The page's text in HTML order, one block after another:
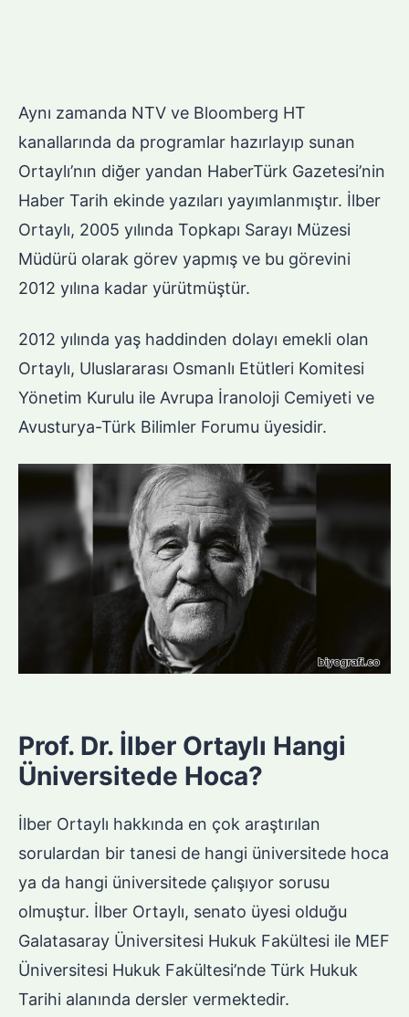
Aynı zamanda NTV ve Bloomberg HT
kanallarında da programlar hazırlayıp sunan
Ortaylı’nın diğer yandan HaberTürk Gazetesi’nin
Haber Tarih ekinde yazıları yayımlanmıştır. İlber
Ortaylı, 2005 yılında Topkapı Sarayı Müzesi
Müdürü olarak görev yapmış ve bu görevini
2012 yılına kadar yürütmüştür.
2012 yılında yaş haddinden dolayı emekli olan
Ortaylı, Uluslararası Osmanlı Etütleri Komitesi
Yönetim Kurulu ile Avrupa İranoloji Cemiyeti ve
Avusturya-Türk Bilimler Forumu üyesidir.
Prof. Dr. İlber Ortaylı Hangi
Üniversitede Hoca?
İlber Ortaylı hakkında en çok araştırılan
sorulardan bir tanesi de hangi üniversitede hoca
ya da hangi üniversitede çalışıyor sorusu
olmuştur. İlber Ortaylı, senato üyesi olduğu
Galatasaray Üniversitesi Hukuk Fakültesi ile MEF
Üniversitesi Hukuk Fakültesi’nde Türk Hukuk
Tarihi alanında dersler vermektedir.